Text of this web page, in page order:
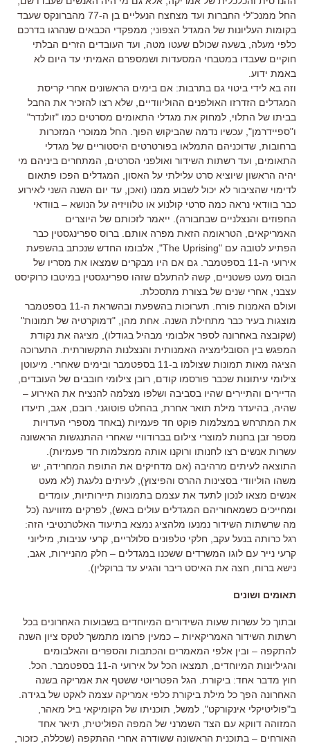
החל ממנכ"לי החברות ועד מצחצח הנעליים בן ה-77 מהברונקס שעבד
בקומות העליונות של המגדל הצפוני; ממפקדי הכבאים שנהרגו בדרכם
כלפי מעלה, בשעה שכולם שעטו מטה, ועד העובדים הזרים הבלתי
חוקיים שעבדו במטבחי המסעדות ושמספרם האמיתי עד היום לא
באמת ידוע.
וזה בא לידי ביטוי גם בתרבות: אם בימים הראשונים אחרי קריסת
המגדלים הזדרזו האולפנים ההוליוודיים, שלא רצו להזכיר את החבל
בביתו של התלוי, למחוק את מגדלי התאומים מסרטים כמו "זולנדר"
ו"ספיידרמן", עכשיו נדמה שהביקוש הפוך. החל ממוכרי המזכרות
ברחובות, שדוכניהם התמלאו בפורטרטים היסטוריים של מגדלי
התאומים, ועד רשתות השידור ואולפני הסרטים, המתחרים ביניהם מי
יהיה הראשון שיוציא סרט עלילתי על האסון, המגדלים הפכו פתאום
לדימוי שהציבור לא יכול לשבוע ממנו (ואכן, עד יום השנה השני לאירוע
כבר בוודאי נראה כמה סרטי קולנוע או טלוויזיה על הנושא – בוודאי
החפוזים והנצלניים שבחבורה). ייאמר לזכותם של היוצרים
האמריקאים, הטראומה הזאת מפרה אותם. ברוס ספרינגסטין כבר
הפתיע לטובה עם "The Uprising", אלבומו החדש שנכתב בהשפעת
אירועי ה-11 בספטמבר. גם אם היו מבקרים שמצאו את מסריו של
הבוס מעט פשטניים, קשה להתעלם שזהו ספרינגסטין במיטבו כרוקיסט
עצבני, אחרי שנים של בצורת מתסכלת.
ועולם האמנות פורח. תערוכות בהשפעת ובהשראת ה-11 בספטמבר
מוצגות בעיר כבר מתחילת השנה. אחת מהן, "דמוקרטיה של תמונות"
(שקובצה באחרונה לספר אלבומי מבהיל בגודלו), מציגה את נקודת
המפגש בין הסובלימציה האמנותית והנצלנות התקשורתית. התערוכה
הציגה מאות תמונות שצולמו ב-11 בספטמבר ובימים שאחרי. מיעוטן
צילומי עיתונות שכבר פורסמו קודם, רובן צילומי חובבים של העובדים,
הדיירים והתיירים שהיו בסביבה ושלפו מצלמה להנציח את האירוע –
שהיה, בהיעדר מילת תואר אחרת, בהחלט פוטוגני. רובם, אגב, תיעדו
את המתרחש במצלמות פוקט חד פעמיות (באחד מספרי העדויות
מספר זבן בחנות למוצרי צילום בברודוויי שאחרי ההתנגשות הראשונה
עשרות אנשים רצו לחנותו ורוקנו אותה ממצלמות חד פעמיות).
התוצאה לעיתים מרהיבה (אם מדחיקים את התופת המחרידה, יש
משהו הוליוודי בסצינות ההרס והפיצוץ), לעיתים נלעגת (לא מעט
אנשים מצאו לנכון לתעד את עצמם בתמונות תיירותיות, עומדים
ומחייכים כשמאחוריהם המגדלים עולים באש), לפרקים מזוויעה (כל
מה שרשתות השידור נמנעו מלהציג נמצא בתיעוד האלטרנטיבי הזה:
רגל כרותה בנעל עקב, חלקי טלפונים סלולריים, קרעי עניבות, מיליוני
קרעי נייר עם לוגו המשרדים ששכנו במגדלים – חלק מהניירות, אגב,
נישא ברוח, חצה את האיסט ריבר והגיע עד ברוקלין).
תאומים ושונים
ובתוך כל עשרות שעות השידורים המיוחדים בשבועות האחרונים בכל
רשתות השידור האמריקאיות – כמעין פרומו מתמשך לטקס ציון השנה
להתקפה – ובין אלפי המאמרים והכתבות והספרים והאלבומים
והגיליונות המיוחדים, תמצאו הכל על אירועי ה-11 בספטמבר. הכל.
חוץ מדבר אחד: ביקורת. הגל הפטריוטי ששטף את אמריקה בשנה
האחרונה הפך כל מילת ביקורת כלפי אמריקה עצמה לאקט של בגידה.
ב"פוליטיקלי אינקורקט", למשל, תוכניתו של הקומיקאי ביל מאהר,
המזוהה דווקא עם הצד השמרני של המפה הפוליטית, תיאר אחד
האורחים – בתוכנית הראשונה ששודרה אחרי ההתקפה (שכללה, כזכור,